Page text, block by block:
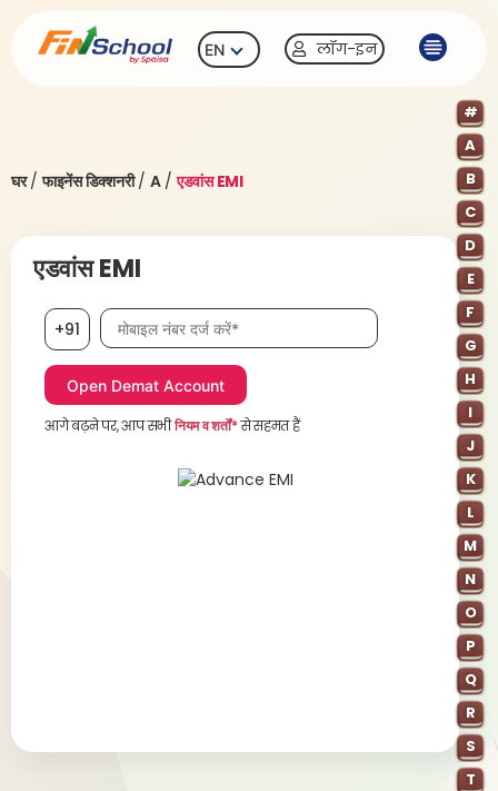
EN लॉग-इन
घर/फाइनेंस डिक्शनरी/ A/एडवांस EMI
#
A
B
C
D
E
F
G
H
I
J
K
L
M
N
O
P
Q
R
S
T
एडवांस EMI
+91 मोबाइल नंबर आवश्यक है
आगे बढ़ने पर, आप सभीनियम व शर्तों*से सहमत हैं